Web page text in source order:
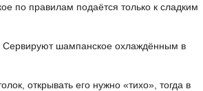
по правилам подаётся только к сладким
Сервируют шампанское охлаждённым в
открывать его нужно «тихо», тогда в